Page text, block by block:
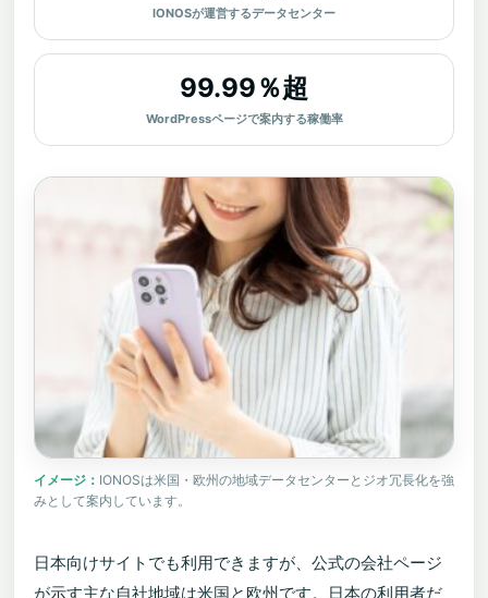
IONOSが運営するデータセンター
99.99％超
WordPressページで案内する稼働率
IONOSは米国・欧州の地域データセンターとジオ冗長化を強
みとして案内しています。
日本向けサイトでも利用できますが、公式の会社ページ
が示す主な自社地域は米国と欧州です。日本の利用者だ